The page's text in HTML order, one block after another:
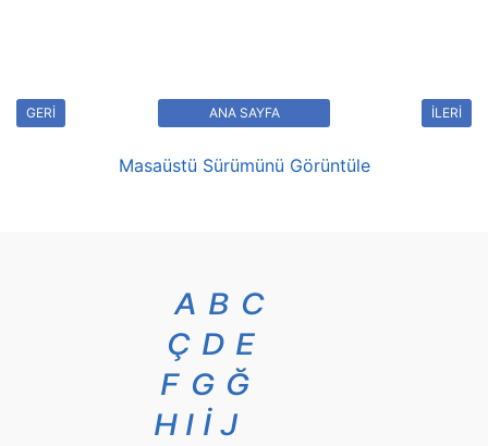
GERİ İLERİ
ANA SAYFA
Masaüstü Sürümünü Görüntüle
A B C
Ç D E
F G Ğ
H I İ J